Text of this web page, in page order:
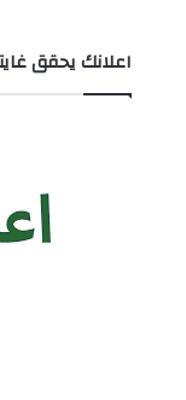
اعلانك يحقق